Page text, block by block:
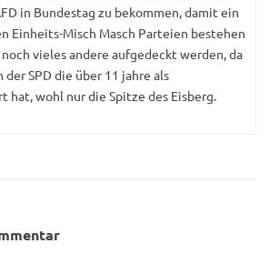
in Bundestag zu bekommen, damit ein
Einheits-Misch Masch Parteien bestehen
vieles andere aufgedeckt werden, da
SPD die über 11 jahre als
hat, wohl nur die Spitze des Eisberg.